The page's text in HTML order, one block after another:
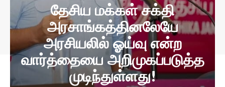
தேசிய மக்கள் சக்தி
அரசாங்கத்தினலேயே
அரசியலில் ஓய்வு என்ற
வார்த்தையை அறிமுகப்படுத்த
முடிந்துள்ளது!